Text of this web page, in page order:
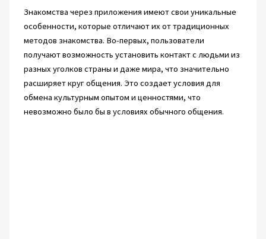
Знакомства через приложения имеют свои уникальные
особенности, которые отличают их от традиционных
методов знакомства. Во-первых, пользователи
получают возможность установить контакт с людьми из
разных уголков страны и даже мира, что значительно
расширяет круг общения. Это создает условия для
обмена культурным опытом и ценностями, что
невозможно было бы в условиях обычного общения.